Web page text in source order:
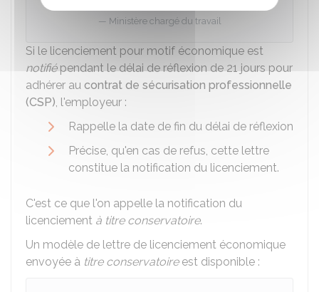
Ministère chargé du travail
Si le licenciement pour motif économique est
notifiépendant le délai de réflexion de 21 jours pour
adhérer au contrat de sécurisation professionnelle
(CSP), l'employeur :
Rappelle la date de fin du délai de réflexion
Précise, qu'en cas de refus, cette lettre
constitue la notification du licenciement.
C'est ce que l'on appelle la notification du
licenciement à titre conservatoire.
Un modèle de lettre de licenciement économique
envoyée à titre conservatoireest disponible :